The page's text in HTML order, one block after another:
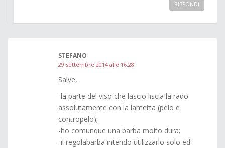
RISPONDI
STEFANO
29 settembre 2014 alle 16:28
Salve,
-la parte del viso che lascio liscia la rado
assolutamente con la lametta (pelo e
contropelo);
-ho comunque una barba molto dura;
-il regolabarba intendo utilizzarlo solo ed